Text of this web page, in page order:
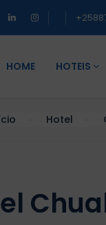
HOME HOTEIS
Hotel